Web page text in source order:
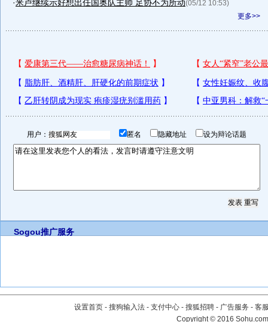
·米卢继续示好想出任国奥队主帅 足协不为所动(05/12 10:53)
更多>>
用户： 匿名 隐藏地址 设为辩论话题
Sogou推广服务
设置首页 - 搜狗输入法 - 支付中心 - 搜狐招聘 - 广告服务 - 客
Copyright©2016